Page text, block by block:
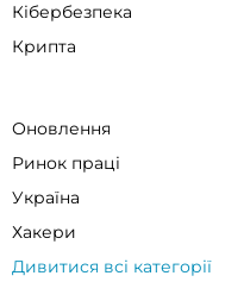
Кібербезпека
Крипта
Оновлення
Ринок праці
Україна
Хакери
Дивитися всі категорії